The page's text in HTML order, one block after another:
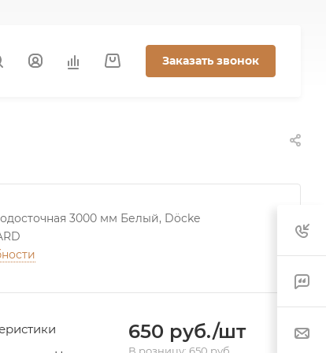
Заказать звонок
3000 мм Белый, Döcke
650 руб./шт